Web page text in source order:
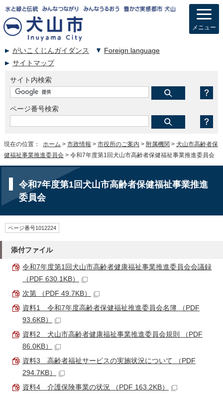
がいこくじんガイダンス
Foreign language
サイトマップ
サイト内検索
ページ番号検索
メニュー
現在の位置： ホーム > 市政情報 > 市役所のご案内 > 附属機関 > 犬山市高齢者保
健福祉事業推進委員会 > 令和7年度第1回犬山市高齢者保健福祉事業推進委員会
令和7年度第1回犬山市高齢者保健福祉事業推進
委員会
ページ番号1012224
添付ファイル
令和7年度第1回犬山市高齢者健康福祉事業推進委員会会議録
（PDF 630.1KB）
次第 （PDF 49.7KB）
資料1 令和7年度高齢者保健福祉推進委員会名簿 （PDF
93.6KB）
資料2 犬山市高齢者健康福祉事業推進委員会規則 （PDF
86.0KB）
資料3 高齢者福祉サービスの実施状況について （PDF
294.7KB）
資料4 介護保険事業の状況 （PDF 163.2KB）